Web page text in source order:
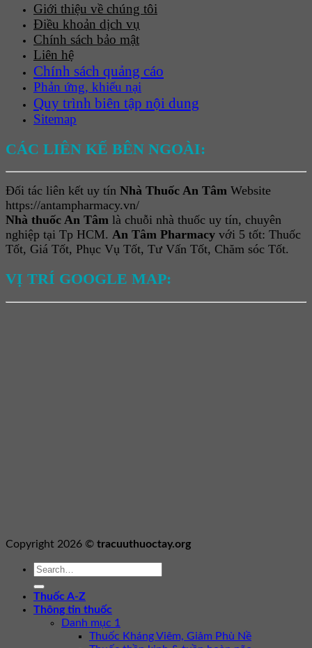
Giới thiệu về chúng tôi
Điều khoản dịch vụ
Chính sách bảo mật
Liên hệ
Chính sách quảng cáo
Phản ứng, khiếu nại
Quy trình biên tập nội dung
Sitemap
CÁC LIÊN KẾ BÊN NGOÀI:
Đối tác liên kết uy tín Nhà Thuốc An Tâm Website
https://antampharmacy.vn/
Nhà thuốc An Tâm là chuỗi nhà thuốc uy tín, chuyên
nghiệp tại Tp HCM. An Tâm Pharmacy với 5 tốt: Thuốc
Tốt, Giá Tốt, Phục Vụ Tốt, Tư Vấn Tốt, Chăm sóc Tốt.
VỊ TRÍ GOOGLE MAP:
Copyright 2026 © tracuuthuoctay.org
Thuốc A-Z
Thông tin thuốc
Danh mục 1
Thuốc Kháng Viêm, Giảm Phù Nề